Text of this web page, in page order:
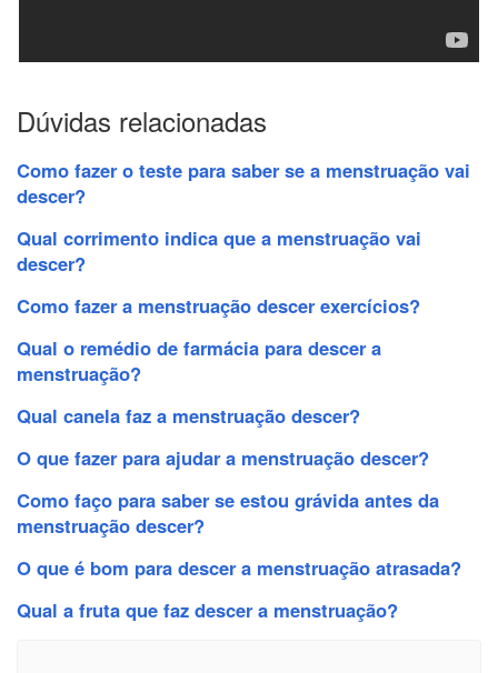
Dúvidas relacionadas
Como fazer o teste para saber se a menstruação vai
descer?
Qual corrimento indica que a menstruação vai
descer?
Como fazer a menstruação descer exercícios?
Qual o remédio de farmácia para descer a
menstruação?
Qual canela faz a menstruação descer?
O que fazer para ajudar a menstruação descer?
Como faço para saber se estou grávida antes da
menstruação descer?
O que é bom para descer a menstruação atrasada?
Qual a fruta que faz descer a menstruação?